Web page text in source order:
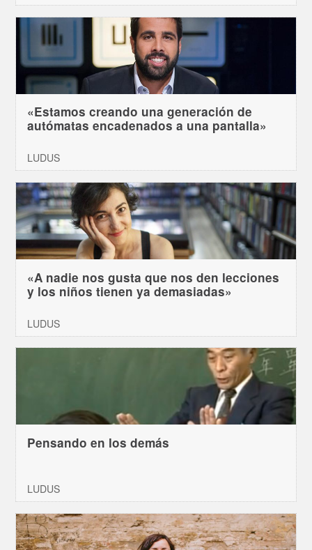
«Estamos creando una generación de
autómatas encadenados a una pantalla»
LUDUS
«A nadie nos gusta que nos den lecciones
y los niños tienen ya demasiadas»
LUDUS
Pensando en los demás
LUDUS